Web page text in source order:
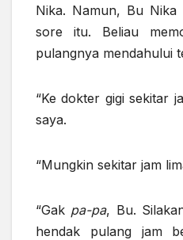
Nika. Namun, Bu
sore itu. Beliau
pulangnya mendahului
“Ke dokter gigi sekitar
saya.
“Mungkin sekitar jam
“Gak pa-pa, Bu.
hendak pulang jam